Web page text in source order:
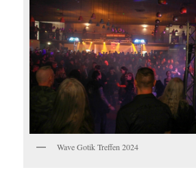
Wave Gotik Treffen 2024